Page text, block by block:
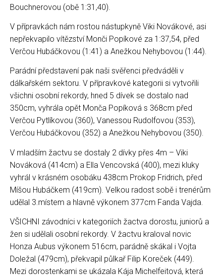
Bouchnerovou (obě 1:31,40).
V přípravkách nám rostou nástupkyně Viki Novákové, asi
nepřekvapilo vítězství Monči Popíkové za 1:37,54, před
Verčou Hubáčkovou (1:41) a Anežkou Nehybovou (1:44).
Parádní představení pak naši svěřenci předváděli v
dálkařském sektoru. V přípravkové kategorii si vytvořili
všichni osobní rekordy, hned 5 dívek se dostalo nad
350cm, vyhrála opět Monča Popíková s 368cm před
Verčou Pytlíkovou (360), Vanessou Rudolfovou (353),
Verčou Hubáčkovou (352) a Anežkou Nehybovou (350).
V mladším žactvu se dostaly 2 dívky přes 4m – Viki
Nováková (414cm) a Ella Vencovská (400), mezi kluky
vyhrál v krásném osobáku 438cm Prokop Fridrich, před
Míšou Hubáčkem (419cm). Velkou radost sobě i trenérům
udělal 3.místem a hlavně výkonem 377cm Fanda Vajda.
VŠICHNI závodníci v kategoriích žactva dorostu, juniorů a
žen si udělali osobní rekordy. V žactvu kraloval novic
Honza Aubus výkonem 516cm, parádně skákal i Vojta
Doležal (479cm), překvapil půlkař Filip Koreček (449).
Mezi dorostenkami se ukázala Kája Michelfeitová, která